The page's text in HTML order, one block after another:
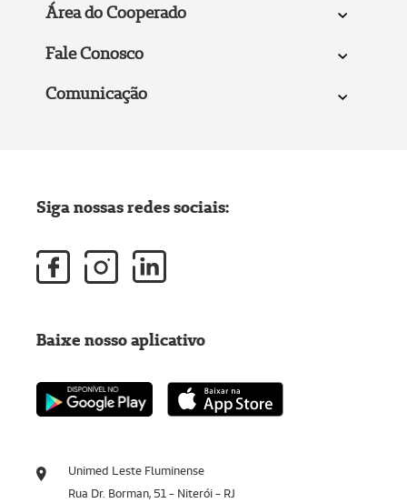
Área do Cooperado
Fale Conosco
Comunicação
Unimed Leste Fluminense
Rua Dr. Borman, 51 - Niterói - RJ
Siga nossas redes sociais:
Baixe nosso aplicativo